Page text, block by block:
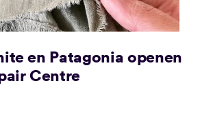
en Patagonia openen
Centre